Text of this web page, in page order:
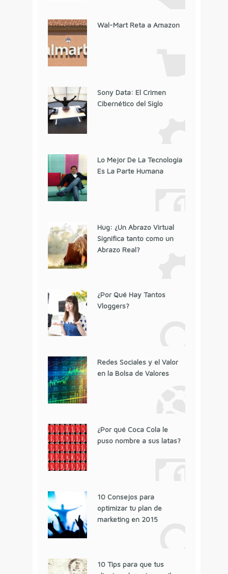
Wal-Mart Reta a Amazon
Sony Data: El Crimen
Cibernético del Siglo
Lo Mejor De La Tecnología
Es La Parte Humana
Hug: ¿Un Abrazo Virtual
Significa tanto como un
Abrazo Real?
¿Por Qué Hay Tantos
Vloggers?
Redes Sociales y el Valor
en la Bolsa de Valores
¿Por qué Coca Cola le
puso nombre a sus latas?
10 Consejos para
optimizar tu plan de
marketing en 2015
10 Tips para que tus